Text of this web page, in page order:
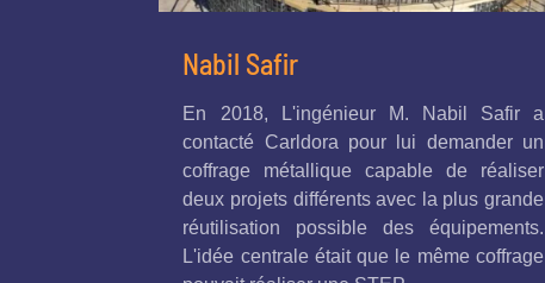
Nabil Safir
En 2018, L'ingénieur M. Nabil Safir a
contacté Carldora pour lui demander un
coffrage métallique capable de réaliser
deux projets différents avec la plus grande
réutilisation possible des équipements.
L'idée centrale était que le même coffrage